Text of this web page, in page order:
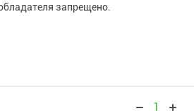
запрещено.
1